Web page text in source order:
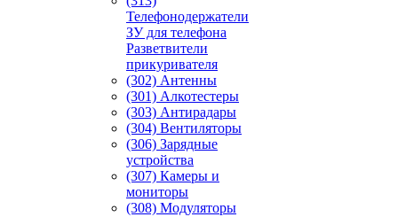
Телефонодержатели
ЗУ для телефона
Разветвители
прикуривателя
(302) Антенны
(301) Алкотестеры
(303) Антирадары
(304) Вентиляторы
(306) Зарядные
устройства
(307) Камеры и
мониторы
(308) Модуляторы